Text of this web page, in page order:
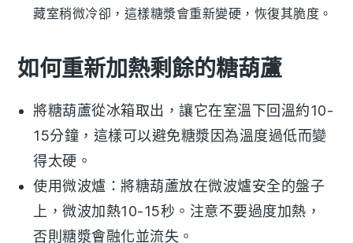
藏室稍微冷卻，這樣糖漿會重新變硬，恢復其脆度。
如何重新加熱剩餘的糖葫蘆
將糖葫蘆從冰箱取出，讓它在室溫下回溫約10-
15分鐘，這樣可以避免糖漿因為溫度過低而變
得太硬。
使用微波爐：將糖葫蘆放在微波爐安全的盤子
上，微波加熱10-15秒。注意不要過度加熱，
否則糖漿會融化並流失。